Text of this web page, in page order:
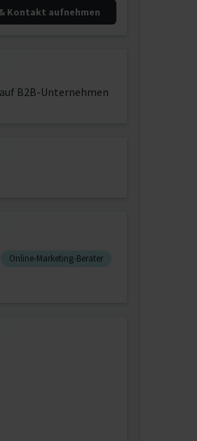
Kontakt aufnehmen
B2B-Unternehmen
Online-Marketing-Berater